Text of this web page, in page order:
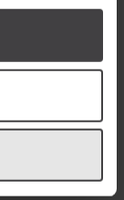
EKO 1L